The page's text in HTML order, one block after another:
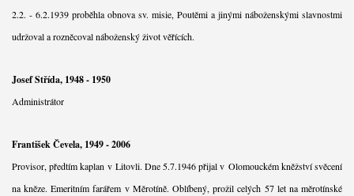
2.2. - 6.2.1939 proběhla obnova sv. misie, Poutěmi a jinými náboženskými slavnostmi
udržoval a rozněcoval náboženský život věřících.
Josef Střída, 1948 - 1950
Administrátor
František Čevela, 1949 - 2006
Provisor, předtím kaplan v Litovli. Dne 5.7.1946 přijal v Olomouckém kněžství svěcení
na kněze. Emeritním farářem v Měrotíně. Oblíbený, prožil celých 57 let na měrotínské